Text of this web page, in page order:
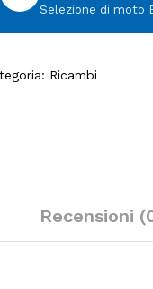
Selezione di moto
Ricambi
Recensioni